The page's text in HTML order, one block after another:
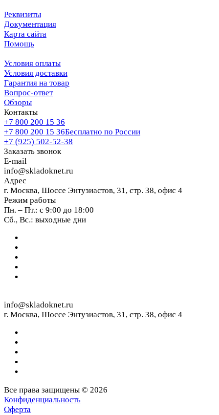
Реквизиты
Документация
Карта сайта
Помощь
Условия оплаты
Условия доставки
Гарантия на товар
Вопрос-ответ
Обзоры
Контакты
+7 800 200 15 36
+7 800 200 15 36Бесплатно по России
+7 (925) 502-52-38
Заказать звонок
E-mail
info@skladoknet.ru
Адрес
г. Москва, Шоссе Энтузиастов, 31, стр. 38, офис 4
Режим работы
Пн. – Пт.: с 9:00 до 18:00
Сб., Вс.: выходные дни
info@skladoknet.ru
г. Москва, Шоссе Энтузиастов, 31, стр. 38, офис 4
Все права защищены © 2026
Конфиденциальность
Оферта